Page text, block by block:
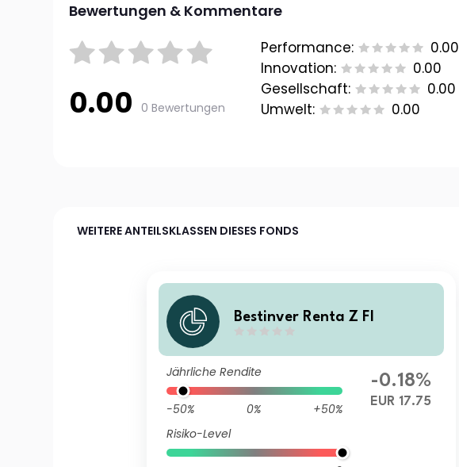
Bewertungen & Kommentare
0.00 0 Bewertungen
Performance:
0.00
Innovation:
0.00
Gesellschaft:
0.00
Umwelt:
0.00
WEITERE ANTEILSKLASSEN DIESES FONDS
Bestinver Renta Z FI
Jährliche Rendite
-50% 0%
+50%
Risiko-Level
-0.18%
EUR 17.75